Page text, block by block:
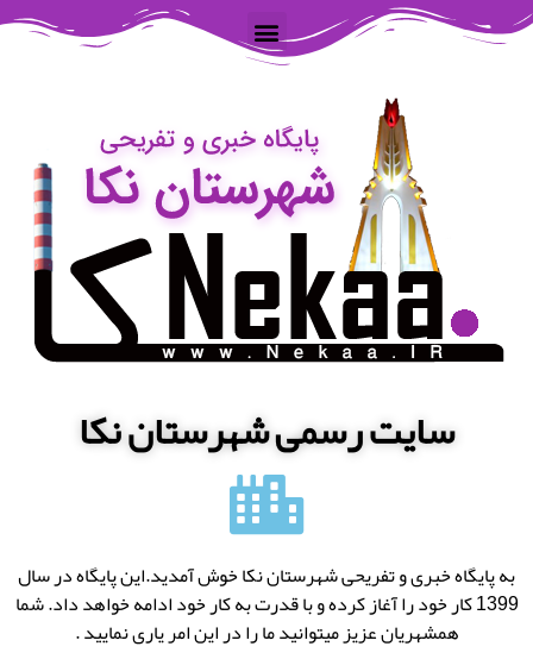
سایت رسمی شهرستان نکا
به پایگاه خبری و تفریحی شهرستان نکا خوش آمدید.این پایگاه در سال
1399 کار خود را آغاز کرده و با قدرت به کار خود ادامه خواهد داد. شما
همشهریان عزیز میتوانید ما را در این امر یاری نمایید .